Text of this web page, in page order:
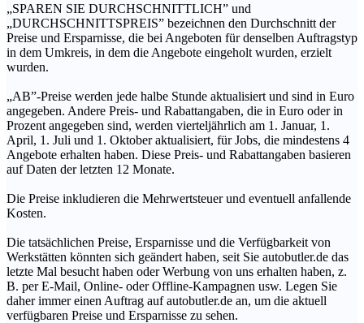
„SPAREN SIE DURCHSCHNITTLICH” und
„DURCHSCHNITTSPREIS” bezeichnen den Durchschnitt der
Preise und Ersparnisse, die bei Angeboten für denselben Auftragstyp
in dem Umkreis, in dem die Angebote eingeholt wurden, erzielt
wurden.
„AB”-Preise werden jede halbe Stunde aktualisiert und sind in Euro
angegeben. Andere Preis- und Rabattangaben, die in Euro oder in
Prozent angegeben sind, werden vierteljährlich am 1. Januar, 1.
April, 1. Juli und 1. Oktober aktualisiert, für Jobs, die mindestens 4
Angebote erhalten haben. Diese Preis- und Rabattangaben basieren
auf Daten der letzten 12 Monate.
Die Preise inkludieren die Mehrwertsteuer und eventuell anfallende
Kosten.
Die tatsächlichen Preise, Ersparnisse und die Verfügbarkeit von
Werkstätten könnten sich geändert haben, seit Sie autobutler.de das
letzte Mal besucht haben oder Werbung von uns erhalten haben, z.
B. per E-Mail, Online- oder Offline-Kampagnen usw. Legen Sie
daher immer einen Auftrag auf autobutler.de an, um die aktuell
verfügbaren Preise und Ersparnisse zu sehen.